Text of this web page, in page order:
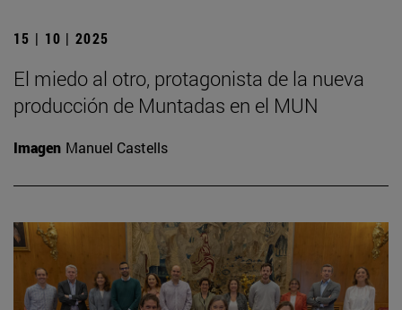
15 | 10 | 2025
El miedo al otro, protagonista de la nueva
producción de Muntadas en el MUN
Imagen Manuel Castells